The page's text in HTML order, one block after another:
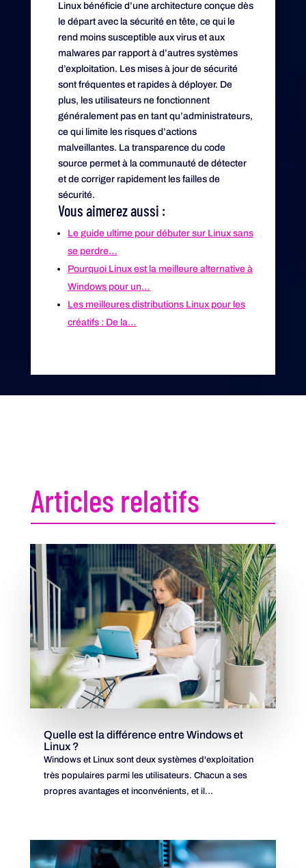
Linux bénéficie d’une architecture conçue dès
le départ avec la sécurité en tête, ce qui le
rend moins susceptible aux virus et aux
malwares par rapport à d’autres systèmes
d’exploitation. Les mises à jour de sécurité
sont fréquentes et rapides à déployer. De
plus, les utilisateurs ne fonctionnent
généralement pas en tant qu’administrateurs,
ce qui limite les risques d’actions
malveillantes. La transparence du code
source permet à la communauté de détecter
et de corriger rapidement les failles de
sécurité.
Vous aimerez aussi :
Le guide ultime pour débuter sur Linux sans
se perdre…
Pourquoi Linux est la meilleure alternative à
Windows pour un…
Les meilleures distributions Linux pour les
créatifs : De la…
Articles relatifs
Quelle est la différence entre Windows et
Linux ?
Windows et Linux sont deux systèmes d'exploitation
très populaires parmi les utilisateurs. Chacun a ses
propres avantages et inconvénients, et il...